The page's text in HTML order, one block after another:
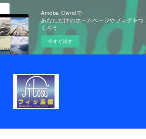
Ameba Owndで
あなただけのホームページやブログをつ
くろう
今すぐ試す